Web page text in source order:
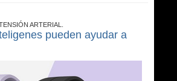
ARTERIAL.
pueden ayudar a